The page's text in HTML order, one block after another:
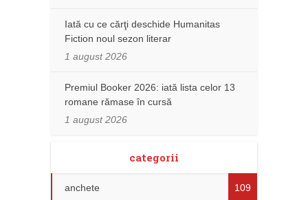
Iată cu ce cărţi deschide Humanitas
Fiction noul sezon literar
1 august 2026
Premiul Booker 2026: iată lista celor 13
romane rămase în cursă
1 august 2026
categorii
anchete 109